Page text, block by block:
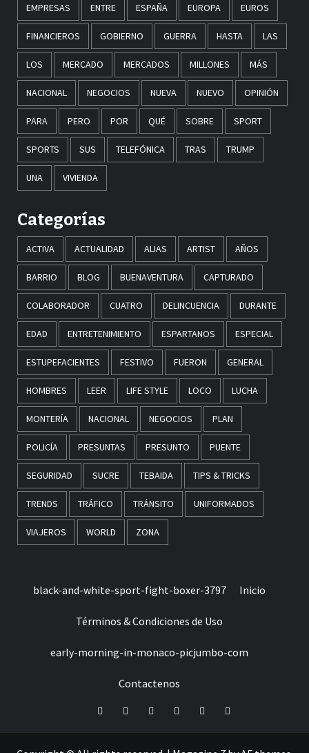
EMPRESAS ENTRE ESPAÑA EUROPA EUROS
FINANCIEROS GOBIERNO GUERRA HASTA LAS
LOS MERCADO MERCADOS MILLONES MÁS
NACIONAL NEGOCIOS NUEVA NUEVO OPINIÓN
PARA PERO POR QUÉ SOBRE SPORT
SPORTS SUS TELEFÓNICA TRAS TRUMP
UNA VIVIENDA
Categorías
ACTIVA ACTUALIDAD ALIAS ARTIST AÑOS
BARRIO BLOG BUENAVENTURA CAPTURADO
COLABORADOR CUATRO DELINCUENCIA DURANTE
EDAD ENTRETENIMIENTO ESPARTANOS ESPECIAL
ESTUPEFACIENTES FESTIVO FUERON GENERAL
HOMBRES LEER LIFE STYLE LOCO LUCHA
MONTERÍA NACIONAL NEGOCIOS PLAN
POLICÍA PRESUNTAS PRESUNTO PUENTE
SEGURIDAD SUCRE TEBAIDA TIPS & TRICKS
TRENDS TRÁFICO TRÁNSITO UNIFORMADOS
VIAJEROS WORLD ZONA
black-and-white-sport-fight-boxer-3797 Inicio
Términos & Condiciones de Uso
early-morning-in-monaco-picjumbo-com
Contactenos
FacebookTwitterLinkedIn
VK YouTubeInstagram